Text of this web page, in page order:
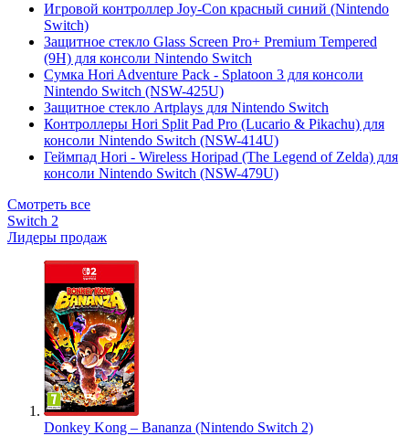
Игровой контроллер Joy-Con красный синий (Nintendo
Switch)
Защитное стекло Glass Screen Pro+ Premium Tempered
(9H) для консоли Nintendo Switch
Сумка Hori Adventure Pack - Splatoon 3 для консоли
Nintendo Switch (NSW-425U)
Защитное стекло Artplays для Nintendo Switch
Контроллеры Hori Split Pad Pro (Lucario & Pikachu) для
консоли Nintendo Switch (NSW-414U)
Геймпад Hori - Wireless Horipad (The Legend of Zelda) для
консоли Nintendo Switch (NSW-479U)
Смотреть все
Switch 2
Лидеры продаж
Donkey Kong – Bananza (Nintendo Switch 2)